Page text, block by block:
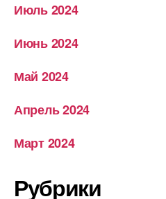
Июль 2024
Июнь 2024
Май 2024
Апрель 2024
Март 2024
Рубрики